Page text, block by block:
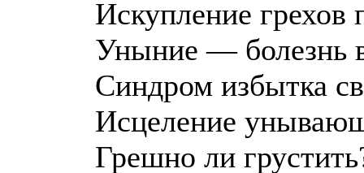
Искупление грехов
Уныние — болезнь
Синдром избытка
Исцеление
Грешно ли